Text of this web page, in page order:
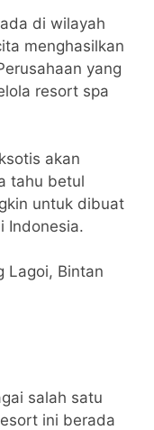
di wilayah
menghasilkan
yang
resort spa
akan
tahu betul
untuk dibuat
Indonesia.
Lagoi, Bintan
salah satu
ini berada